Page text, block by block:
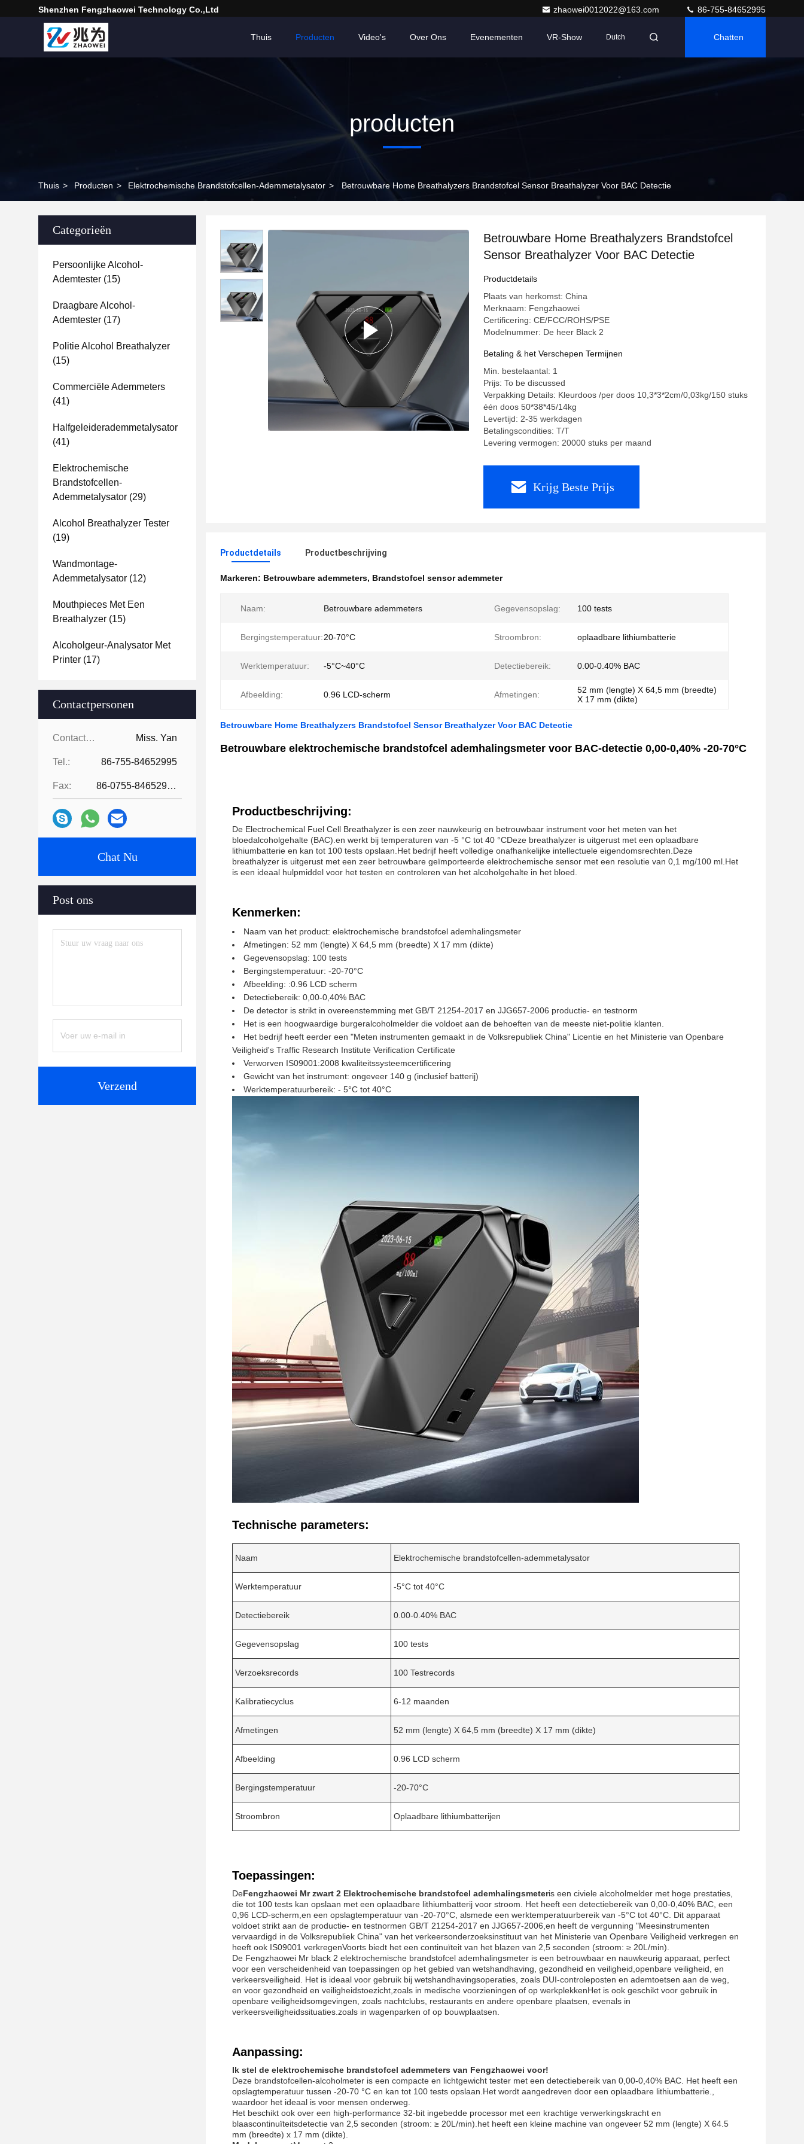
Shenzhen Fengzhaowei Technology Co.,Ltd zhaowei0012022@163.com 86-755-84652995
Thuis Producten Video's Over Ons Evenementen VR-Show Dutch Chatten
producten
Thuis > Producten > Elektrochemische Brandstofcellen-Ademmetalysator > Betrouwbare Home Breathalyzers Brandstofcel Sensor Breathalyzer Voor BAC Detectie
Categorieën
Persoonlijke Alcohol-
Ademtester (15)
Draagbare Alcohol-
Ademtester (17)
Politie Alcohol Breathalyzer
(15)
Commerciële Ademmeters
(41)
Halfgeleiderademmetalysator
(41)
Elektrochemische
Brandstofcellen-
Ademmetalysator (29)
Alcohol Breathalyzer Tester
(19)
Wandmontage-
Ademmetalysator (12)
Mouthpieces Met Een
Breathalyzer (15)
Alcoholgeur-Analysator Met
Printer (17)
Contactpersonen
Contactpersonen: Miss. Yan
Tel.: 86-755-84652995
Fax: 86-0755-84652995
Chat Nu
Post ons
Verzend
Betrouwbare Home Breathalyzers Brandstofcel
Sensor Breathalyzer Voor BAC Detectie
Productdetails
Plaats van herkomst: China
Merknaam: Fengzhaowei
Certificering: CE/FCC/ROHS/PSE
Modelnummer: De heer Black 2
Betaling & het Verschepen Termijnen
Min. bestelaantal: 1
Prijs: To be discussed
Verpakking Details: Kleurdoos /per doos 10,3*3*2cm/0,03kg/150 stuks
één doos 50*38*45/14kg
Levertijd: 2-35 werkdagen
Betalingscondities: T/T
Levering vermogen: 20000 stuks per maand
Krijg Beste Prijs
Productdetails Productbeschrijving
Markeren: Betrouwbare ademmeters, Brandstofcel sensor ademmeter
Naam: Betrouwbare ademmeters Gegevensopslag: 100 tests
Bergingstemperatuur:20-70°C Stroombron: oplaadbare lithiumbatterie
Werktemperatuur: -5°C~40°C Detectiebereik: 0.00-0.40% BAC
Afbeelding: 0.96 LCD-scherm Afmetingen:
52 mm (lengte) X 64,5 mm (breedte)
X 17 mm (dikte)
Betrouwbare Home Breathalyzers Brandstofcel Sensor Breathalyzer Voor BAC Detectie
Betrouwbare elektrochemische brandstofcel ademhalingsmeter voor BAC-detectie 0,00-0,40% -20-70°C
Productbeschrijving:
De Electrochemical Fuel Cell Breathalyzer is een zeer nauwkeurig en betrouwbaar instrument voor het meten van het
bloedalcoholgehalte (BAC).en werkt bij temperaturen van -5 °C tot 40 °CDeze breathalyzer is uitgerust met een oplaadbare
lithiumbatterie en kan tot 100 tests opslaan.Het bedrijf heeft volledige onafhankelijke intellectuele eigendomsrechten.Deze
breathalyzer is uitgerust met een zeer betrouwbare geïmporteerde elektrochemische sensor met een resolutie van 0,1 mg/100 ml.Het
is een ideaal hulpmiddel voor het testen en controleren van het alcoholgehalte in het bloed.
Kenmerken:
Naam van het product: elektrochemische brandstofcel ademhalingsmeter
Afmetingen: 52 mm (lengte) X 64,5 mm (breedte) X 17 mm (dikte)
Gegevensopslag: 100 tests
Bergingstemperatuur: -20-70°C
Afbeelding: :0.96 LCD scherm
Detectiebereik: 0,00-0,40% BAC
De detector is strikt in overeenstemming met GB/T 21254-2017 en JJG657-2006 productie- en testnorm
Het is een hoogwaardige burgeralcoholmelder die voldoet aan de behoeften van de meeste niet-politie klanten.
Het bedrijf heeft eerder een "Meten instrumenten gemaakt in de Volksrepubliek China" Licentie en het Ministerie van Openbare
Veiligheid's Traffic Research Institute Verification Certificate
Verworven IS09001:2008 kwaliteitssysteemcertificering
Gewicht van het instrument: ongeveer 140 g (inclusief batterij)
Werktemperatuurbereik: - 5°C tot 40°C
Technische parameters:
Naam Elektrochemische brandstofcellen-ademmetalysator
Werktemperatuur -5°C tot 40°C
Detectiebereik 0.00-0.40% BAC
Gegevensopslag 100 tests
Verzoeksrecords 100 Testrecords
Kalibratiecyclus 6-12 maanden
Afmetingen 52 mm (lengte) X 64,5 mm (breedte) X 17 mm (dikte)
Afbeelding 0.96 LCD scherm
Bergingstemperatuur -20-70°C
Stroombron Oplaadbare lithiumbatterijen
Toepassingen:
DeFengzhaowei Mr zwart 2 Elektrochemische brandstofcel ademhalingsmeteris een civiele alcoholmelder met hoge prestaties,
die tot 100 tests kan opslaan met een oplaadbare lithiumbatterij voor stroom. Het heeft een detectiebereik van 0,00-0,40% BAC, een
0,96 LCD-scherm,en een opslagtemperatuur van -20-70°C, alsmede een werktemperatuurbereik van -5°C tot 40°C. Dit apparaat
voldoet strikt aan de productie- en testnormen GB/T 21254-2017 en JJG657-2006,en heeft de vergunning "Meesinstrumenten
vervaardigd in de Volksrepubliek China" van het verkeersonderzoeksinstituut van het Ministerie van Openbare Veiligheid verkregen en
heeft ook IS09001 verkregenVoorts biedt het een continuïteit van het blazen van 2,5 seconden (stroom: ≥ 20L/min).
De Fengzhaowei Mr black 2 elektrochemische brandstofcel ademhalingsmeter is een betrouwbaar en nauwkeurig apparaat, perfect
voor een verscheidenheid van toepassingen op het gebied van wetshandhaving, gezondheid en veiligheid,openbare veiligheid, en
verkeersveiligheid. Het is ideaal voor gebruik bij wetshandhavingsoperaties, zoals DUI-controleposten en ademtoetsen aan de weg,
en voor gezondheid en veiligheidstoezicht,zoals in medische voorzieningen of op werkplekkenHet is ook geschikt voor gebruik in
openbare veiligheidsomgevingen, zoals nachtclubs, restaurants en andere openbare plaatsen, evenals in
verkeersveiligheidssituaties.zoals in wagenparken of op bouwplaatsen.
Aanpassing:
Ik stel de elektrochemische brandstofcel ademmeters van Fengzhaowei voor!
Deze brandstofcellen-alcoholmeter is een compacte en lichtgewicht tester met een detectiebereik van 0,00-0,40% BAC. Het heeft een
opslagtemperatuur tussen -20-70 °C en kan tot 100 tests opslaan.Het wordt aangedreven door een oplaadbare lithiumbatterie.,
waardoor het ideaal is voor mensen onderweg.
Het beschikt ook over een high-performance 32-bit ingebedde processor met een krachtige verwerkingskracht en
blaascontinuïteitsdetectie van 2,5 seconden (stroom: ≥ 20L/min).het heeft een kleine machine van ongeveer 52 mm (lengte) X 64.5
mm (breedte) x 17 mm (dikte).